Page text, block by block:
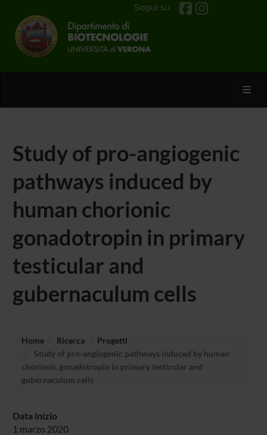
Segui su
Study of pro-angiogenic
pathways induced by
human chorionic
gonadotropin in primary
testicular and
gubernaculum cells
Home Ricerca
Progetti
Study of pro-angiogenic pathways induced by human
chorionic gonadotropin in primary testicular and
gubernaculum cells
Data inizio
1 marzo 2020